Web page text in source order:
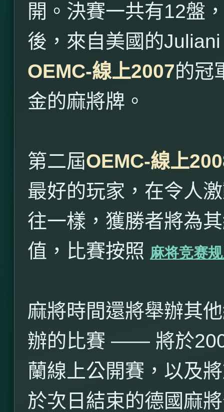
開。決賽一共有12盤
後，來自美國的
OEMC-線上2007的冠
金的麻將牌。
第二屆OEMC-線上
最好的玩家，在令人
往一樣，獲勝者將為
值，比賽按照 麻将竞赛
麻將時間還將舉辦其
辦的比賽 —— 將於
蘭線上公開賽，以及
於次日結束的德國麻